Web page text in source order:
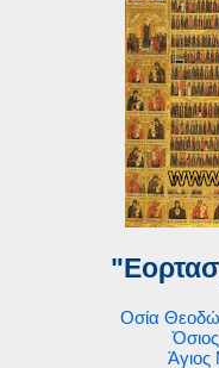
Οσία
Άγιος